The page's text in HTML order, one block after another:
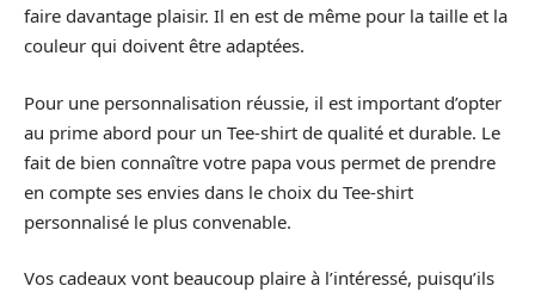
faire davantage plaisir. Il en est de même pour la taille et la
couleur qui doivent être adaptées.
Pour une personnalisation réussie, il est important d’opter
au prime abord pour un Tee-shirt de qualité et durable. Le
fait de bien connaître votre papa vous permet de prendre
en compte ses envies dans le choix du Tee-shirt
personnalisé le plus convenable.
Vos cadeaux vont beaucoup plaire à l’intéressé, puisqu’ils